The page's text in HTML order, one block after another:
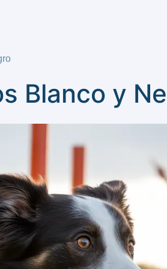
Blanco y